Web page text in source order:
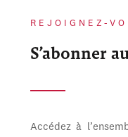
REJOIGNEZ-
S’abonner
Accédez à